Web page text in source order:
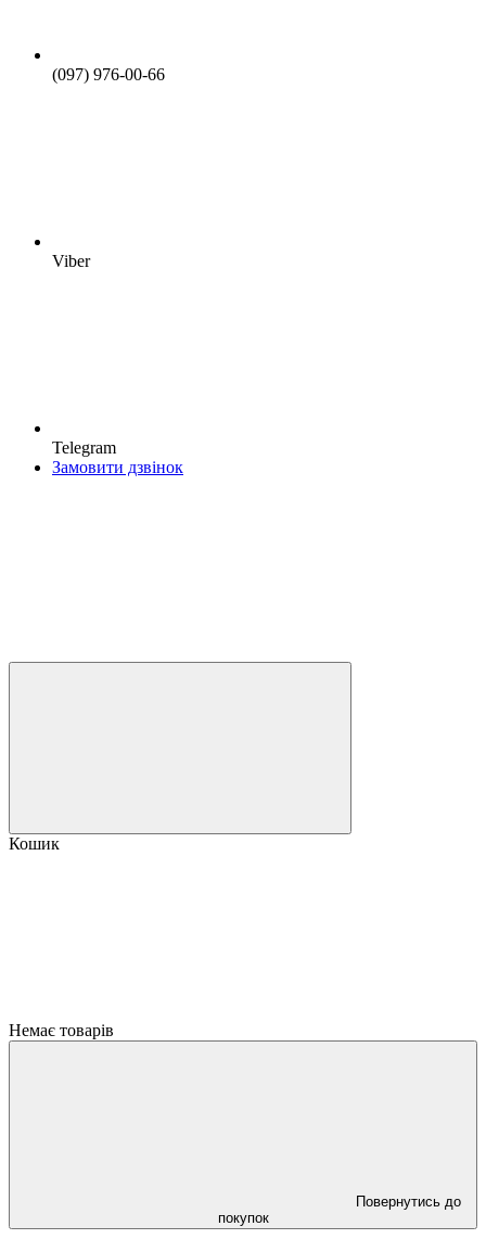
(097) 976-00-66
Viber
Telegram
Замовити дзвінок
Кошик
Немає товарів
Повернутись до
покупок